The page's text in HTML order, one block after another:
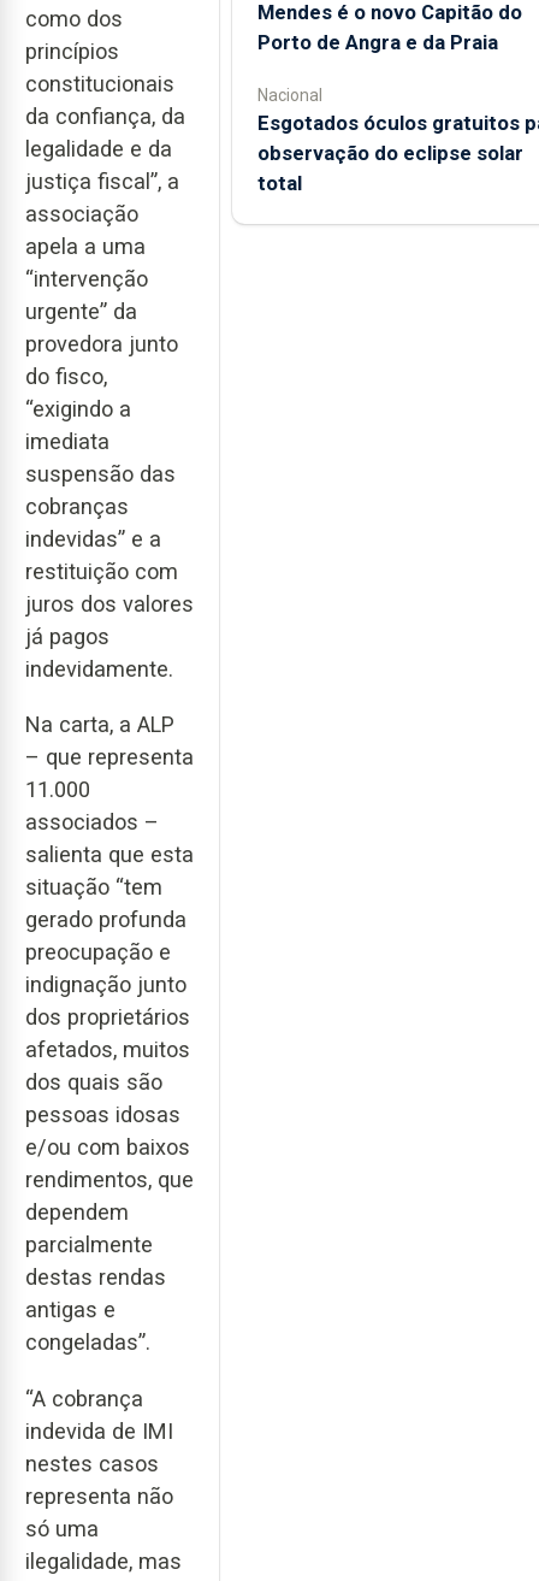
como dos
princípios
constitucionais
da confiança, da
legalidade e da
justiça fiscal”, a
associação
apela a uma
“intervenção
urgente” da
provedora junto
do fisco,
“exigindo a
imediata
suspensão das
cobranças
indevidas” e a
restituição com
juros dos valores
já pagos
indevidamente.
Na carta, a ALP
– que representa
11.000
associados –
salienta que esta
situação “tem
gerado profunda
preocupação e
indignação junto
dos proprietários
afetados, muitos
dos quais são
pessoas idosas
e/ou com baixos
rendimentos, que
dependem
parcialmente
destas rendas
antigas e
congeladas”.
“A cobrança
indevida de IMI
nestes casos
representa não
só uma
ilegalidade, mas
Mendes é o novo Capitão do
Porto de Angra e da Praia
Nacional
Esgotados óculos gratuitos
observação do eclipse solar
total